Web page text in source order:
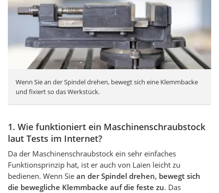
Wenn Sie an der Spindel drehen, bewegt sich eine Klemmbacke
und fixiert so das Werkstück.
1. Wie funktioniert ein Maschinenschraubstock
laut Tests im Internet?
Da der Maschinenschraubstock ein sehr einfaches
Funktionsprinzip hat, ist er auch von Laien leicht zu
bedienen. Wenn Sie an der Spindel drehen, bewegt sich
die bewegliche Klemmbacke auf die feste zu. Das